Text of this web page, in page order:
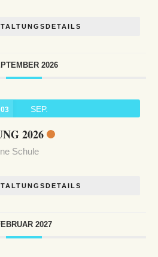
2026
03 SEP.
2026
Schule
2027